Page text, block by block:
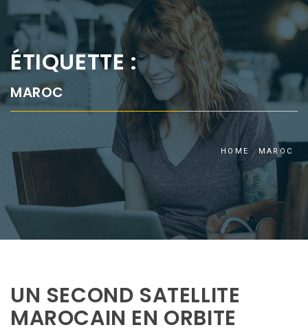
ÉTIQUETTE :
MAROC
HOME MAROC
UN SECOND SATELLITE
MAROCAIN EN ORBITE